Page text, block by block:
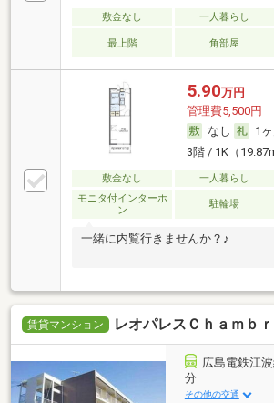
敷金なし 一人暮らし
最上階 角部屋
5.90万円
管理費5,500円
なし
1ヶ
3階 / 1K（
敷金なし 一人暮らし
モニタ付インターホ
ン
駐輪場
一緒に内覧行きませんか？♪
賃貸マンション レオパレスＣｈａｍｂ
広島電鉄江
分
その他の交通